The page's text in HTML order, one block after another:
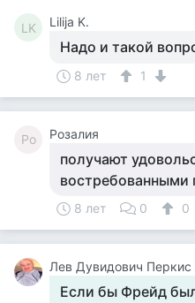
LK Lilija K.
Надо и такой
8 лет 1
Ро Розалия
получают
востребованными
8 лет 0 0
Лев Дувидович Перкис
Если бы Фрейд